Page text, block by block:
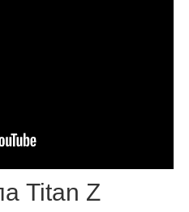
Titan Z